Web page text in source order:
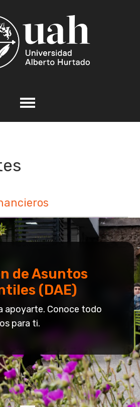
de Asuntos
(DAE)
apoyarte. Conoce todo
para ti.